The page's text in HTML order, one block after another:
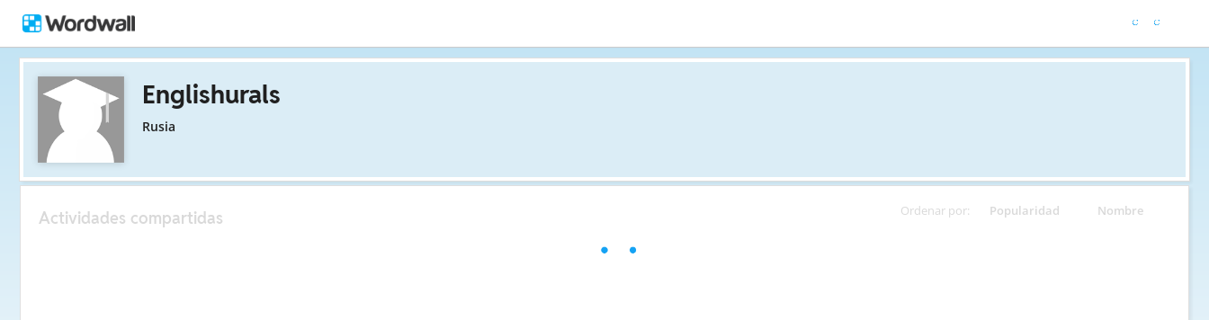
Englishurals
Rusia
Ordenar por: Popularidad Nombre
Actividades compartidas